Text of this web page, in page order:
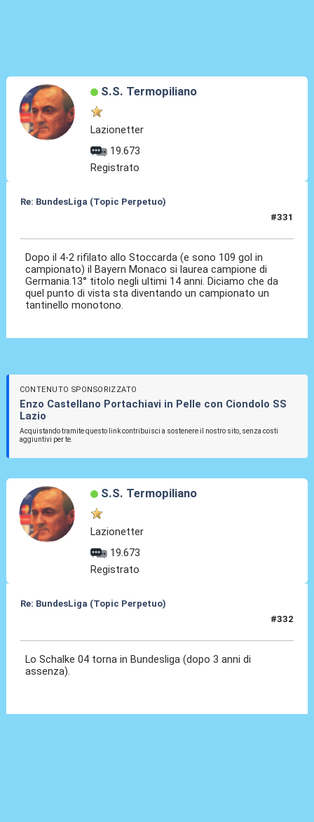
S.S. Termopiliano
Lazionetter
19.673
Registrato
Re: BundesLiga (Topic Perpetuo)
#331
Dopo il 4-2 rifilato allo Stoccarda (e sono 109 gol in
campionato) il Bayern Monaco si laurea campione di
Germania.13° titolo negli ultimi 14 anni. Diciamo che da
quel punto di vista sta diventando un campionato un
tantinello monotono.
CONTENUTO SPONSORIZZATO
Enzo Castellano Portachiavi in Pelle con Ciondolo SS
Lazio
Acquistando tramite questo link contribuisci a sostenere il nostro sito, senza costi
aggiuntivi per te.
S.S. Termopiliano
Lazionetter
19.673
Registrato
Re: BundesLiga (Topic Perpetuo)
#332
Lo Schalke 04 torna in Bundesliga (dopo 3 anni di
assenza).